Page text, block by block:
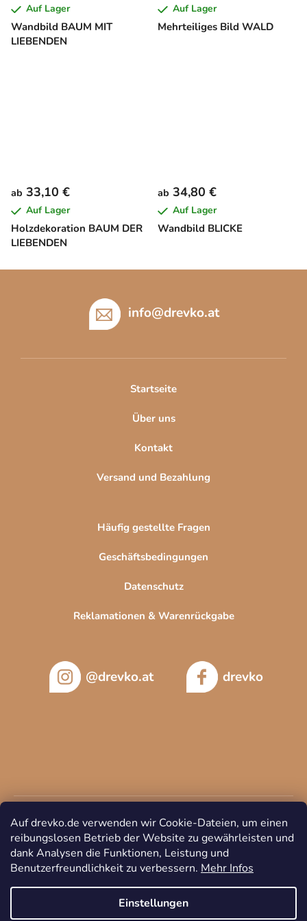
Auf drevko.de verwenden wir Cookie-Dateien, um einen
reibungslosen Betrieb der Website zu gewährleisten und
dank Analysen die Funktionen, Leistung und
Benutzerfreundlichkeit zu verbessern. Mehr Infos
Einstellungen
Wandbild BAUM MIT
LIEBENDEN
Auf Lager
Mehrteiliges Bild WALD
Auf Lager
Holzdekoration BAUM DER
LIEBENDEN
ab 33,10 €
Auf Lager
Wandbild BLICKE
ab 34,80 €
Auf Lager
info@drevko.at
Startseite
Über uns
Kontakt
Versand und Bezahlung
Häufig gestellte Fragen
Geschäftsbedingungen
Datenschutz
Reklamationen & Warenrückgabe
@drevko.at drevko
Copyright 2026DREVKO. Alle Rechte vorbehalten.